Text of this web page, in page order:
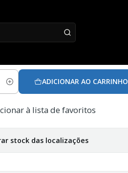
ADICIONAR AO CARRINHO
à lista de favoritos
stock das localizações